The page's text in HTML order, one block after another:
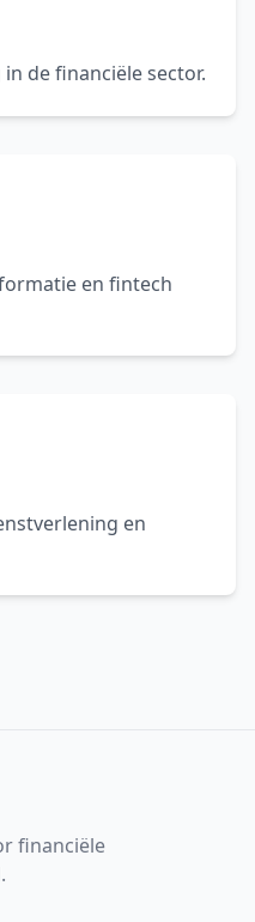
de financiële sector.
en fintech
en
financiële